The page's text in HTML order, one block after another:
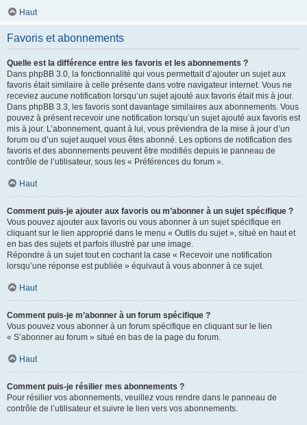
Haut
Favoris et abonnements
Quelle est la différence entre les favoris et les abonnements ?
Dans phpBB 3.0, la fonctionnalité qui vous permettait d’ajouter un sujet aux
favoris était similaire à celle présente dans votre navigateur internet. Vous ne
receviez aucune notification lorsqu’un sujet ajouté aux favoris était mis à jour.
Dans phpBB 3.3, les favoris sont davantage similaires aux abonnements. Vous
pouvez à présent recevoir une notification lorsqu’un sujet ajouté aux favoris est
mis à jour. L’abonnement, quant à lui, vous préviendra de la mise à jour d’un
forum ou d’un sujet auquel vous êtes abonné. Les options de notification des
favoris et des abonnements peuvent être modifiés depuis le panneau de
contrôle de l’utilisateur, sous les « Préférences du forum ».
Haut
Comment puis-je ajouter aux favoris ou m’abonner à un sujet spécifique ?
Vous pouvez ajouter aux favoris ou vous abonner à un sujet spécifique en
cliquant sur le lien approprié dans le menu « Outils du sujet », situé en haut et
en bas des sujets et parfois illustré par une image.
Répondre à un sujet tout en cochant la case « Recevoir une notification
lorsqu’une réponse est publiée » équivaut à vous abonner à ce sujet.
Haut
Comment puis-je m’abonner à un forum spécifique ?
Vous pouvez vous abonner à un forum spécifique en cliquant sur le lien
« S’abonner au forum » situé en bas de la page du forum.
Haut
Comment puis-je résilier mes abonnements ?
Pour résilier vos abonnements, veuillez vous rendre dans le panneau de
contrôle de l’utilisateur et suivre le lien vers vos abonnements.